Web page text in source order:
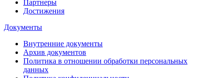
Партнеры
Достижения
Документы
Внутренние документы
Архив документов
Политика в отношении обработки персональных
данных